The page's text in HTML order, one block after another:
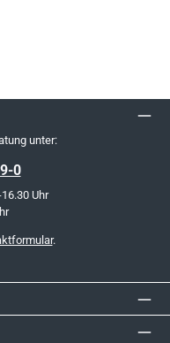
unter:
0
Uhr
.